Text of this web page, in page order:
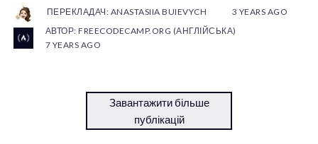
ПЕРЕКЛАДАЧ: ANASTASIIA BUIEVYCH
3 YEARS AGO
АВТОР: FREECODECAMP.ORG (АНГЛІЙСЬКА)
7 YEARS AGO
Завантажити більше
публікацій